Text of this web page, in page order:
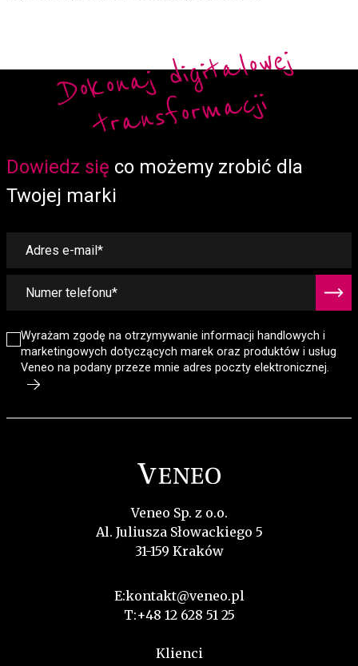
Dowiedz się co możemy zrobić dla
Twojej marki
Wyrażam zgodę na otrzymywanie informacji handlowych i
marketingowych dotyczących marek oraz produktów i usług
Veneo na podany przeze mnie adres poczty elektronicznej.
Do
ko
n
aj
di
gi
t
alo
w
ej
t
r
a
ns
fo
r
m
a
cji
Veneo Sp. z o.o.
Al. Juliusza Słowackiego 5
31-159 Kraków
E:kontakt@veneo.pl
T:+48 12 628 51 25
Klienci